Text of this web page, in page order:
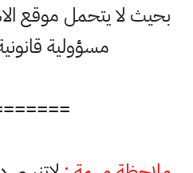
بحيث لا يتحمل موقع
مسؤولية